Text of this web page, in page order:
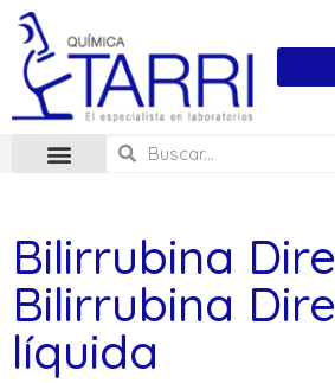
Bilirrubina
Bilirrubina
líquida